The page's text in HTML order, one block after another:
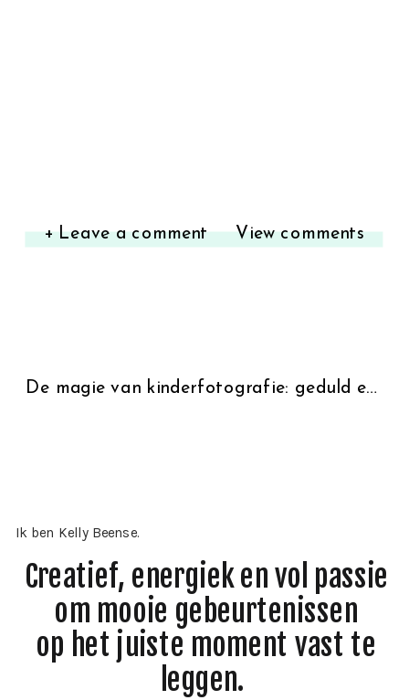
View comments
+ Leave a comment
De magie van kinderfotografie: geduld en vertrouwen.
Ik ben Kelly Beense.
Creatief, energiek en vol passie
om mooie gebeurtenissen
op het juiste moment vast te
leggen.